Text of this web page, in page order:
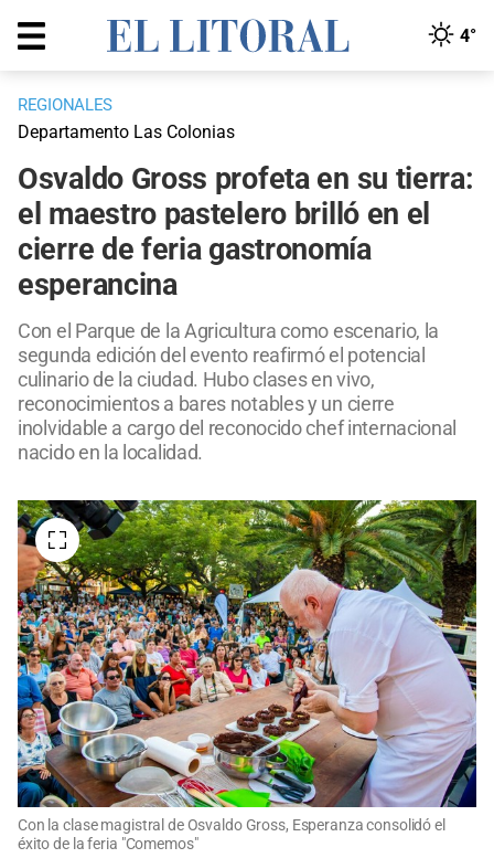
4°
REGIONALES
Departamento Las Colonias
Osvaldo Gross profeta en su tierra:
el maestro pastelero brilló en el
cierre de feria gastronomía
esperancina
Con el Parque de la Agricultura como escenario, la
segunda edición del evento reafirmó el potencial
culinario de la ciudad. Hubo clases en vivo,
reconocimientos a bares notables y un cierre
inolvidable a cargo del reconocido chef internacional
nacido en la localidad.
Con la clase magistral de Osvaldo Gross, Esperanza consolidó el
éxito de la feria "Comemos"